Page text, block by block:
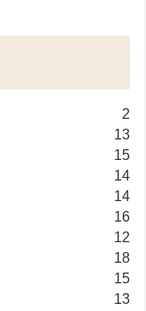
2
13
15
14
14
16
12
18
15
13